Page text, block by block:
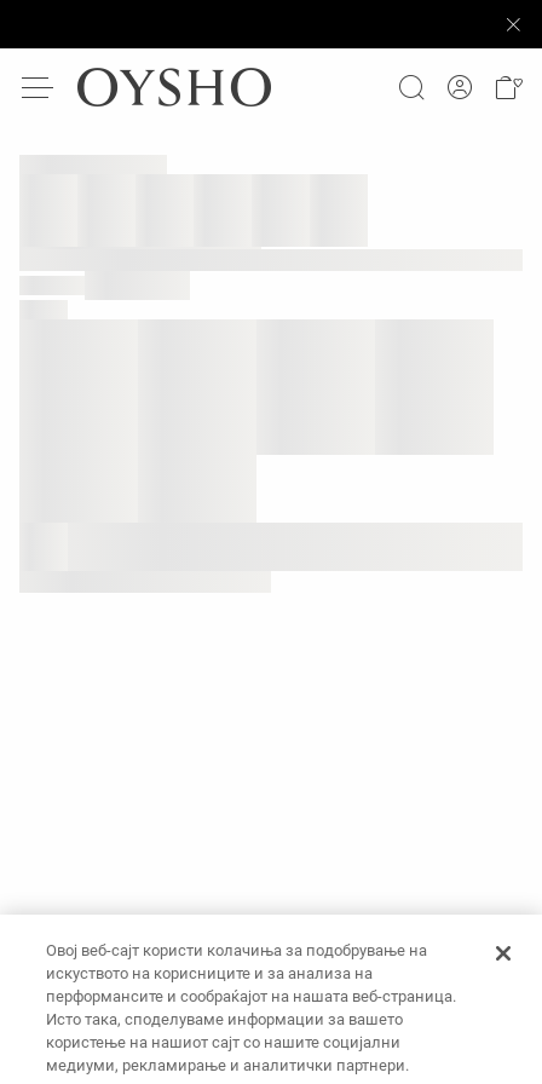
Овој веб-сајт користи колачиња за подобрување на
искуството на корисниците и за анализа на
перформансите и сообраќајот на нашата веб-страница.
Исто така, споделуваме информации за вашето
користење на нашиот сајт со нашите социјални
медиуми, рекламирање и аналитички партнери.